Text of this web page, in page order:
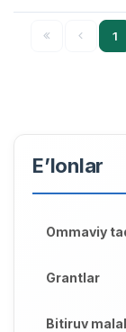
1
E’lonlar
Ommaviy
Grantlar
Bitiruv